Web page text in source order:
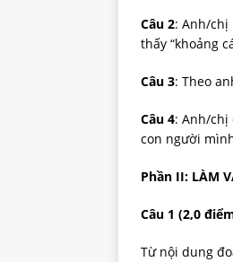
Câu 2: Anh/chị
thấy “khoảng
Câu 3: Theo
Câu 4: Anh/chị
con người
Phần II: LÀM
Câu 1 (2,0
Từ nội dung